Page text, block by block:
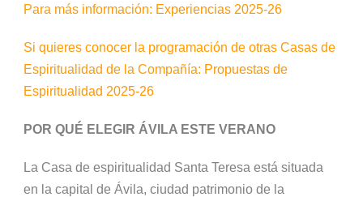
Para más información: Experiencias 2025-26
Si quieres conocer la programación de otras Casas de
Espiritualidad de la Compañía: Propuestas de
Espiritualidad 2025-26
POR QUÉ ELEGIR ÁVILA ESTE VERANO
La Casa de espiritualidad Santa Teresa está situada
en la capital de Ávila, ciudad patrimonio de la